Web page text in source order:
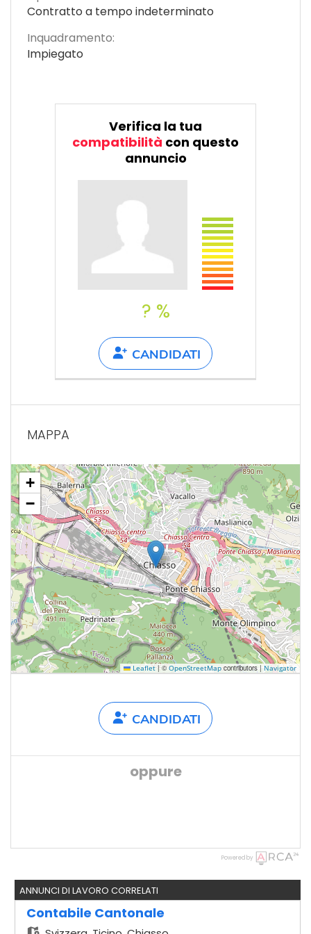
Contratto a tempo indeterminato
Inquadramento:
Impiegato
Verifica la tua
compatibilità con questo
annuncio
? %
CANDIDATI
MAPPA
+
−
Leaflet |©OpenStreetMapcontributors |Navigator
CANDIDATI
oppure
Powered by
ANNUNCI DI LAVORO CORRELATI
Contabile Cantonale